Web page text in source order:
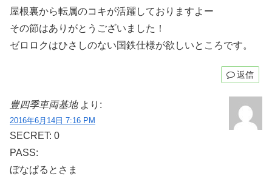
屋根裏から転属のコキが活躍しておりますよー
その節はありがとうございました！
ゼロロクはひさしのない国鉄仕様が欲しいところです。
返信
豊四季車両基地 より:
2016年6月14日 7:16 PM
SECRET: 0
PASS:
ぼなぱるとさま